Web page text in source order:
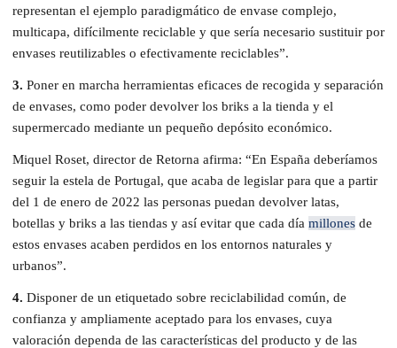
representan el ejemplo paradigmático de envase complejo,
multicapa, difícilmente reciclable y que sería necesario sustituir por
envases reutilizables o efectivamente reciclables”.
3. Poner en marcha herramientas eficaces de recogida y separación
de envases, como poder devolver los briks a la tienda y el
supermercado mediante un pequeño depósito económico.
Miquel Roset, director de Retorna afirma: “En España deberíamos
seguir la estela de Portugal, que acaba de legislar para que a partir
del 1 de enero de 2022 las personas puedan devolver latas,
botellas y briks a las tiendas y así evitar que cada día millones de
estos envases acaben perdidos en los entornos naturales y
urbanos”.
4. Disponer de un etiquetado sobre reciclabilidad común, de
confianza y ampliamente aceptado para los envases, cuya
valoración dependa de las características del producto y de las